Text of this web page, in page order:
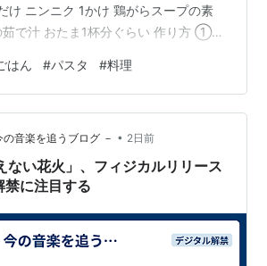
け ニンニク 1かけ 鶏がらスープの素
茹で汁 おたま1杯分ぐらい 作り方 ①パ
れて熱し、ニンニクの香りが出てき
れる。 ③ベーコンにある程度火が通っ
る。 ④パスタの茹で汁と鶏がらスープ
整えておく。 ⑤パスタが茹で上がった
れて、全体をあえる。 ⑥皿に盛り付け
はん #パスタ #料理
音楽を追うブログ － • 2日前
い花火」、フィジカルリリース
禁に注目する